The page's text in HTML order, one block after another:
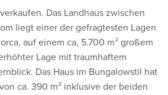
Das Landhaus zwischen
liegt einer der gefragtesten Lagen
auf einem ca, 5.700 m² großem
Lage mit traumhaftem
Das Haus im Bungalowstil hat
ca. 390 m² inklusive der beiden